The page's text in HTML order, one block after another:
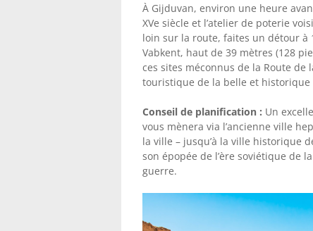
À Gijduvan, environ une heure
XVe siècle et l’atelier de poterie
loin sur la route, faites un détour à
Vabkent, haut de 39 mètres (128
ces sites méconnus de la Route
touristique de la belle et historique
Conseil de planification : Un
vous mènera via l’ancienne ville
la ville – jusqu’à la ville historique
son épopée de l’ère soviétique de
guerre.